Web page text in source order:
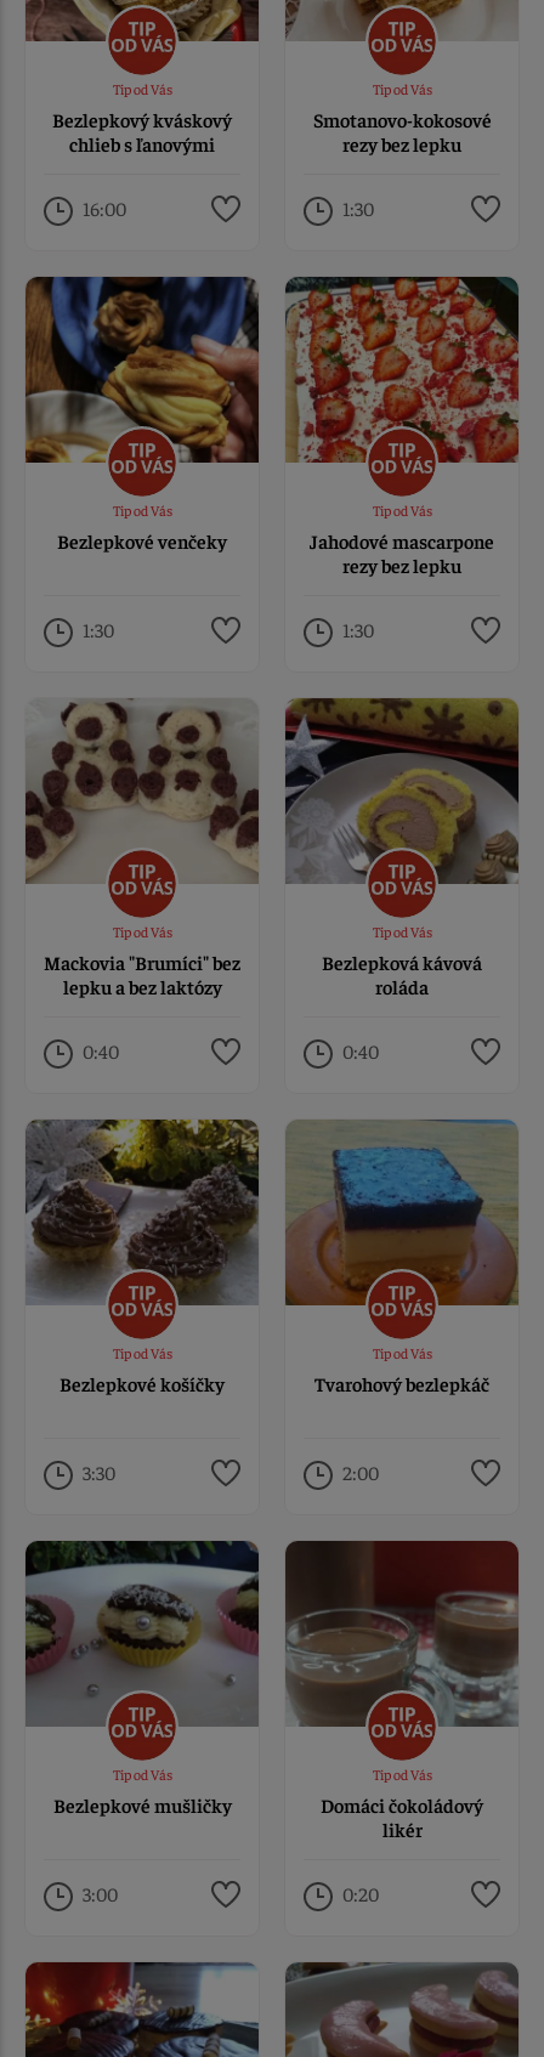
Tip od Vás
Bezlepkový kváskový
chlieb s ľanovými
16:00
Tip od Vás
Smotanovo-kokosové
rezy bez lepku
1:30
Tip od Vás
Bezlepkové venčeky
1:30
Tip od Vás
Jahodové mascarpone
rezy bez lepku
1:30
Tip od Vás
Mackovia "Brumíci" bez
lepku a bez laktózy
0:40
Tip od Vás
Bezlepková kávová
roláda
0:40
Tip od Vás
Bezlepkové košíčky
3:30
Tip od Vás
Tvarohový bezlepkáč
2:00
Tip od Vás
Bezlepkové mušličky
3:00
Tip od Vás
Domáci čokoládový
likér
0:20